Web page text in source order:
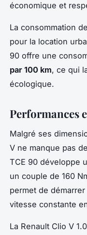
économique et
La consommation
pour la location
90 offre une
par 100 km, ce qui
écologique.
Performances
Malgré ses
V ne manque pas
TCE 90 développe
un couple de 160
permet de
vitesse constante
La Renault Clio V